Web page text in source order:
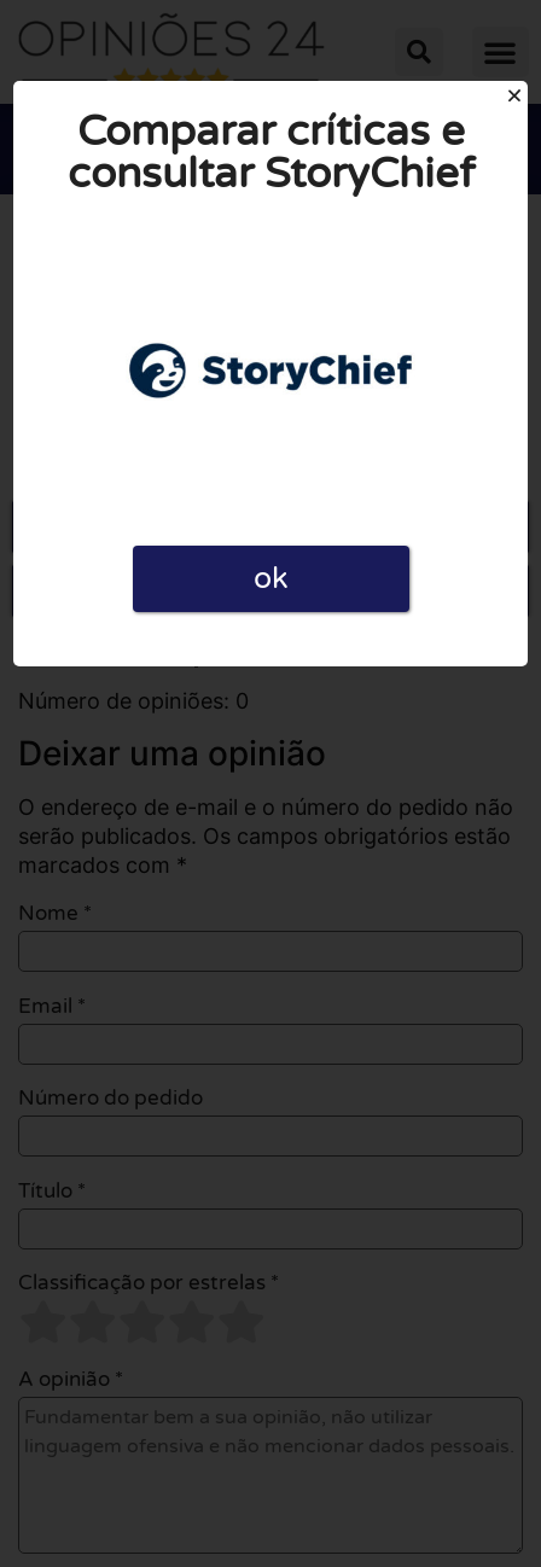
 
Escrever uma opinião
Número de opiniões: 0
Deixar uma opinião
O endereço de e-mail e o número do pedido não
serão publicados. Os campos obrigatórios estão
marcados com *
Nome *
Email *
Número do pedido
Título *
Classificação por estrelas *
A opinião *
Comparar críticas e
consultar StoryChief
ok